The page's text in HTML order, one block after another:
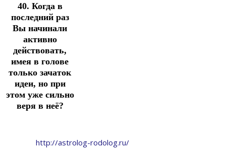
40. Когда в
последний раз
Вы начинали
активно
действовать,
имея в голове
только зачаток
идеи, но при
этом уже сильно
веря в неё?
http://astrolog-rodolog.ru/